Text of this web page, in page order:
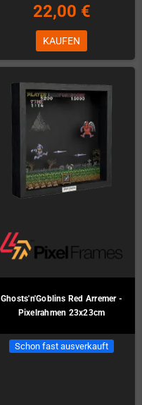
22,00 €
KAUFEN
Ghosts'n'Goblins Red Arremer -
Pixelrahmen 23x23cm
Schon fast ausverkauft